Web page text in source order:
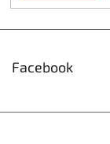
Facebook